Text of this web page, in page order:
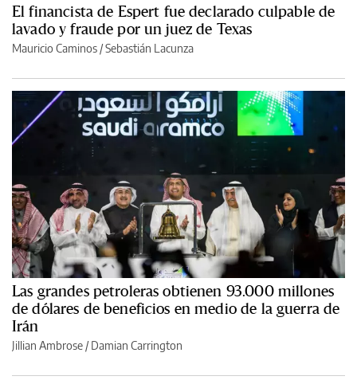
El financista de Espert fue declarado culpable de
lavado y fraude por un juez de Texas
Mauricio Caminos /Sebastián Lacunza
Las grandes petroleras obtienen 93.000 millones
de dólares de beneficios en medio de la guerra de
Irán
Jillian Ambrose / Damian Carrington